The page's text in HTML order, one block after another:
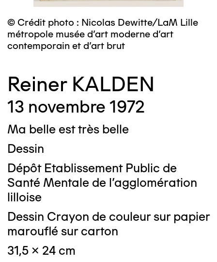
© Crédit photo : Nicolas Dewitte/LaM Lille
métropole musée d’art moderne d’art
contemporain et d’art brut
Reiner KALDEN
13 novembre 1972
Ma belle est très belle
Dessin
Dépôt Etablissement Public de
Santé Mentale de l'agglomération
lilloise
Dessin Crayon de couleur sur papier
marouflé sur carton
31,5 x 24 cm